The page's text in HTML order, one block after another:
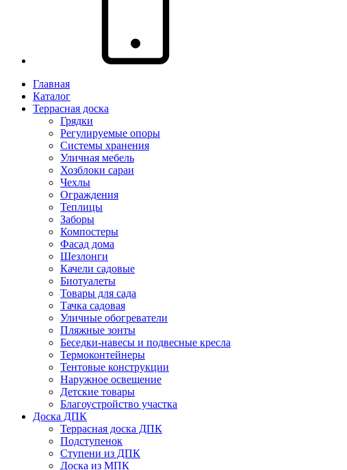
Главная
Каталог
Террасная доска
Грядки
Регулируемые опоры
Системы хранения
Уличная мебель
Хозблоки сараи
Чехлы
Ограждения
Теплицы
Заборы
Компостеры
Фасад дома
Шезлонги
Качели садовые
Биотуалеты
Товары для сада
Тачка садовая
Уличные обогреватели
Пляжные зонты
Беседки-навесы и подвесные кресла
Термоконтейнеры
Тентовые конструкции
Наружное освещение
Детские товары
Благоустройство участка
Доска ДПК
Террасная доска ДПК
Подступенок
Ступени из ДПК
Доска из МПК